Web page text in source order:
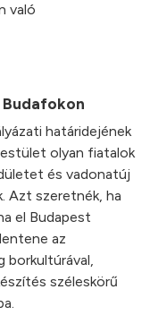
való
határidejének
olyan fiatalok
és vadonatúj
Azt szeretnék, ha
el Budapest
az
borkultúrával,
széleskörű